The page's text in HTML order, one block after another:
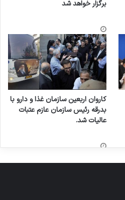
برگزار خواهد شد
کاروان اربعین سازمان غذا و دارو با
بدرقه رئیس سازمان عازم عتبات
عالیات شد.